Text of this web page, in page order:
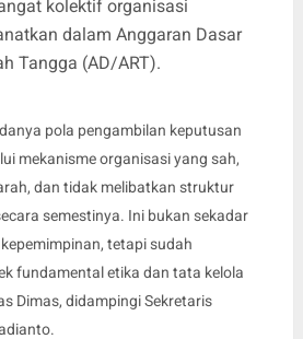
kolektif organisasi
dalam Anggaran Dasar
Tangga (AD/ART).
pola pengambilan keputusan
mekanisme organisasi yang sah,
dan tidak melibatkan struktur
semestinya. Ini bukan sekadar
tetapi sudah
fundamental etika dan tata kelola
Dimas, didampingi Sekretaris